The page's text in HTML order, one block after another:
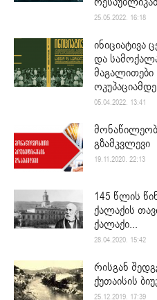
25.05.2022. 16:18
ინიციატივა
და
ოკუპაციამდე
05.04.2022. 13:41
გზამკვლევი
19.11.2020. 22:13
145 წლის
ქალაქის
ქალაქი...
28.04.2020. 15:42
რისგან
ქუთაისის
25.12.2019. 17:39